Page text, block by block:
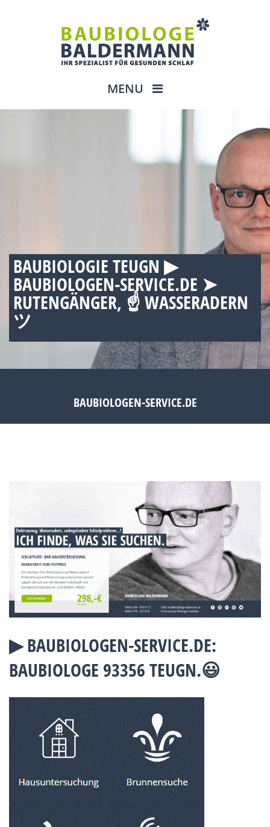
MENU
BAUBIOLOGIE TEUGN ▶︎
BAUBIOLOGEN-SERVICE.DE ➤
RUTENGÄNGER, ☝ WASSERADERN
ツ
BAUBIOLOGEN-SERVICE.DE
▶︎ BAUBIOLOGEN-SERVICE.DE:
BAUBIOLOGE 93356 TEUGN.😃